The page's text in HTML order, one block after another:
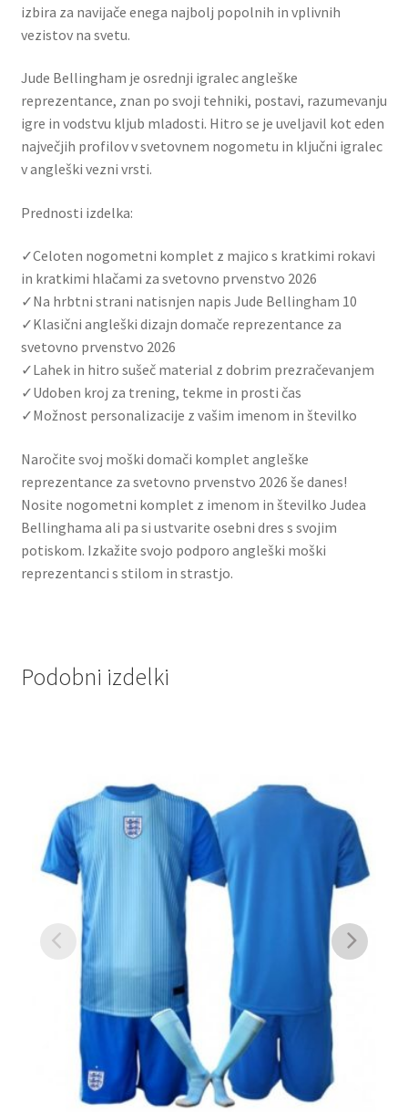
izbira za navijače enega najbolj popolnih in vplivnih
vezistov na svetu.
Jude Bellingham je osrednji igralec angleške
reprezentance, znan po svoji tehniki, postavi, razumevanju
igre in vodstvu kljub mladosti. Hitro se je uveljavil kot eden
največjih profilov v svetovnem nogometu in ključni igralec
v angleški vezni vrsti.
Prednosti izdelka:
✓Celoten nogometni komplet z majico s kratkimi rokavi
in ​​kratkimi hlačami za svetovno prvenstvo 2026
✓Na hrbtni strani natisnjen napis Jude Bellingham 10
✓Klasični angleški dizajn domače reprezentance za
svetovno prvenstvo 2026
✓Lahek in hitro sušeč material z dobrim prezračevanjem
✓Udoben kroj za trening, tekme in prosti čas
✓Možnost personalizacije z vašim imenom in številko
Naročite svoj moški domači komplet angleške
reprezentance za svetovno prvenstvo 2026 še danes!
Nosite nogometni komplet z imenom in številko Judea
Bellinghama ali pa si ustvarite osebni dres s svojim
potiskom. Izkažite svojo podporo angleški moški
reprezentanci s stilom in strastjo.
Podobni izdelki